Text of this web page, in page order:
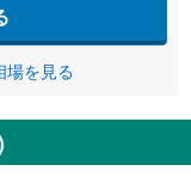
場を見る